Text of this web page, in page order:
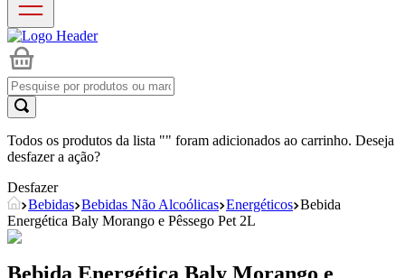
Todos os produtos da lista "" foram adicionados ao carrinho. Deseja
desfazer a ação?
Desfazer
Bebidas Bebidas Não Alcoólicas Energéticos Bebida
Energética Baly Morango e Pêssego Pet 2L